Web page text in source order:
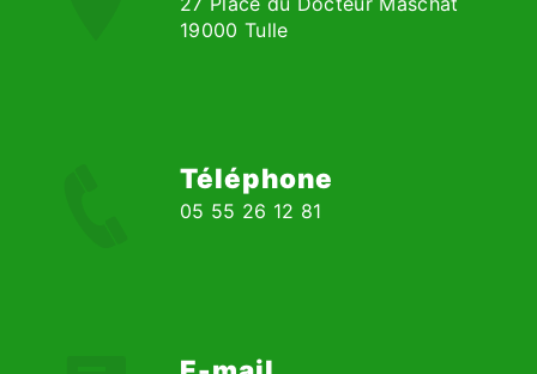
19000 Tulle
Téléphone
05 55 26 12 81